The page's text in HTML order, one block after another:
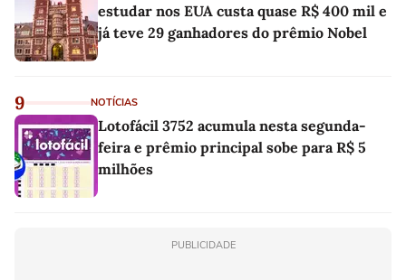
estudar nos EUA custa quase R$ 400 mil e
já teve 29 ganhadores do prêmio Nobel
9 NOTÍCIAS
Lotofácil 3752 acumula nesta segunda-
feira e prêmio principal sobe para R$ 5
milhões
PUBLICIDADE